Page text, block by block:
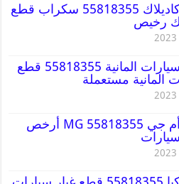
قطع غيار كاديلاك 55818355 سكراب قطع
رخيص
قطع غيار سيارات المانية 55818355 قطع
المانية مستعملة
قطع غيار أم جي MG 55818355 أرخص